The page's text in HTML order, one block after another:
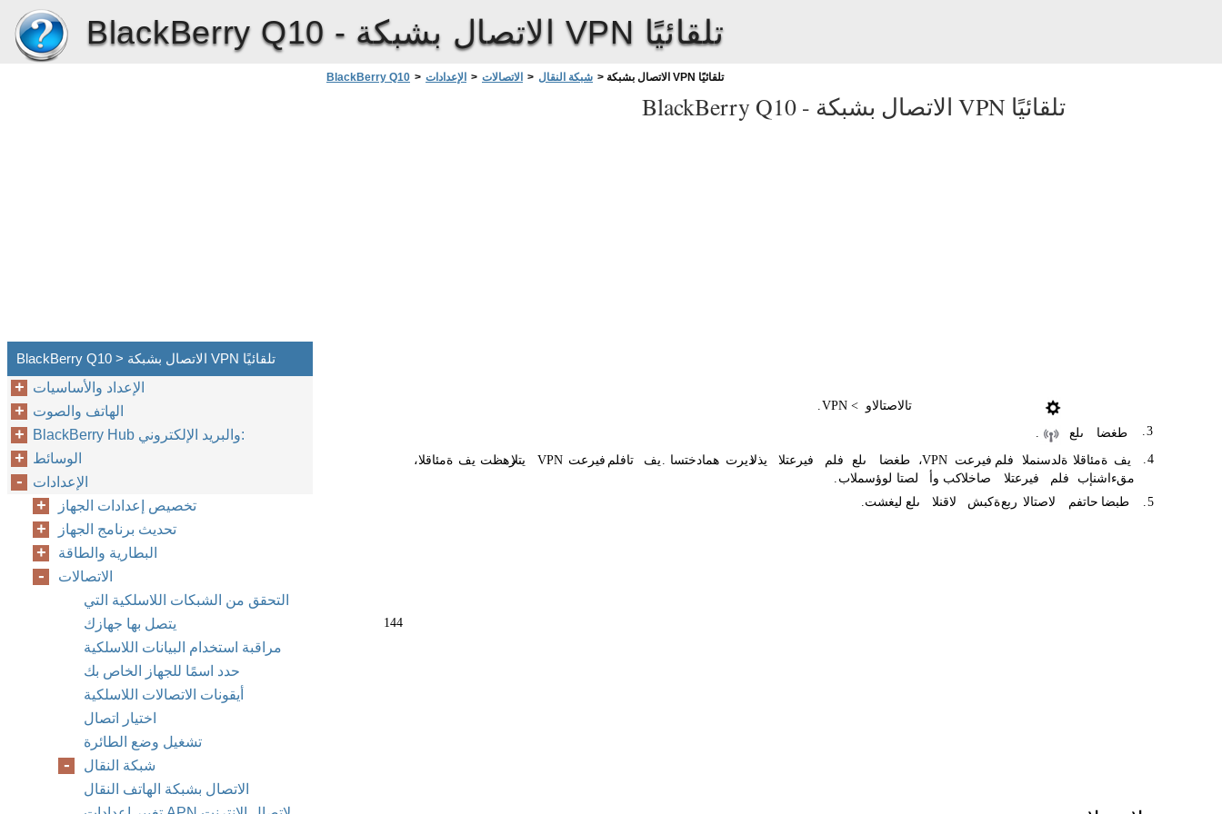
BlackBerry Q10 - الاتصال بشبكة VPN تلقائيًا
BlackBerry Q10 > الإعدادات > الاتصالات > شبكة النقال > الاتصال بشبكة VPN تلقائيًا
BlackBerry Q10 - الاتصال بشبكة VPN تلقائيًا
تالاصتالاو <
VPN
.
3
. طغضا ىلع
.
4
. يف ةمئاقلا ةلدسنملا فلم فيرعت VPN، طغضا ىلع فلم فيرعتلا يذلاديرت همادختسا . يف تافلم فيرعت VPN يتلارهظت يف ،ةمئاقلا
مقءاشنإب فلم فيرعتلا صاخلاكب وأ لصتا لوؤسملاب .
5
. طبضا حاتفم لاصتالا ربعةكبش لاقنلا ىلع ليغشت.
144
BlackBerry Q10 > الاتصال بشبكة VPN تلقائيًا
الإعداد والأساسيات
الهاتف والصوت
BlackBerry Hub والبريد الإلكتروني:
الوسائط
الإعدادات
تخصيص إعدادات الجهاز
تحديث برنامج الجهاز
البطارية والطاقة
الاتصالات
التحقق من الشبكات اللاسلكية التي
يتصل بها جهازك
مراقبة استخدام البيانات اللاسلكية
حدد اسمًا للجهاز الخاص بك
أيقونات الاتصالات اللاسلكية
اختيار اتصال
تشغيل وضع الطائرة
شبكة النقال
الاتصال بشبكة الهاتف النقال